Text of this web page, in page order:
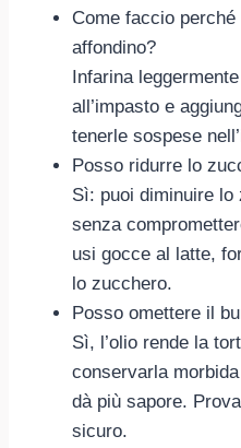
Come faccio
affondino?
Infarina
all’impasto e
tenerle sospese
Posso ridurre lo
Sì: puoi diminuire lo
senza
usi gocce al latte,
lo zucchero.
Posso omettere il
Sì, l’olio rende la
conservarla
dà più sapore.
sicuro.